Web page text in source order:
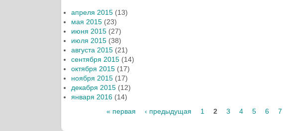
апреля 2015 (13)
мая 2015 (23)
июня 2015 (27)
июля 2015 (38)
августа 2015 (21)
сентября 2015 (14)
октября 2015 (17)
ноября 2015 (17)
декабря 2015 (12)
января 2016 (14)
« первая ‹ предыдущая 1 2 3 4 5 6 7